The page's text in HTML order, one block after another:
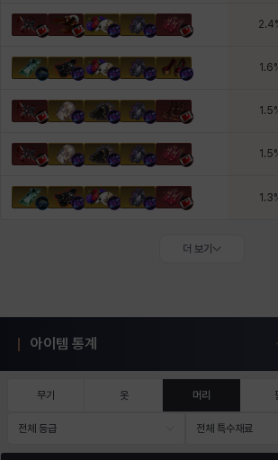
2.4
1.6
1.5
1.5
1.3
더 보기
아이템 통계
무기 옷 머리
전체 등급 전체 특수재료